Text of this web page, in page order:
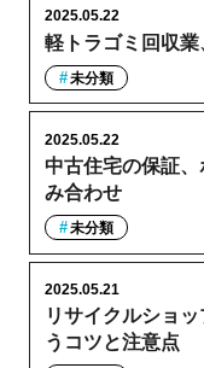
軽トラゴミ回収
2025.05.22
未分類
中古住宅の保証
み合わせ
2025.05.22
未分類
リサイクルショ
うコツと注意点
2025.05.21